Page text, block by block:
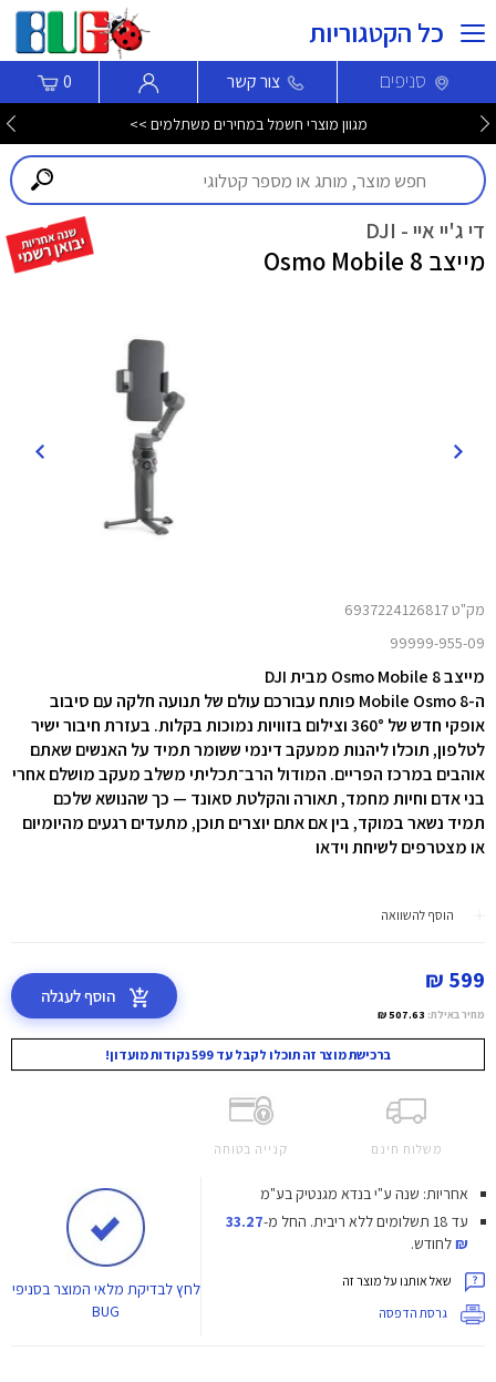
כל הקטגוריות
סניפים צור קשר 0
רמקול אלחוטי נייד JBL Flip 7 במהדורה מוגבלת Tomorrowland >>>
די ג'יי איי - DJI
מייצב Osmo Mobile 8
מק"ט 6937224126817
99999-955-09
מייצב Osmo Mobile 8 מבית DJI
ה-8 Mobile Osmo פותח עבורכם עולם של תנועה חלקה עם סיבוב
אופקי חדש של 360° וצילום בזוויות נמוכות בקלות. בעזרת חיבור ישיר
לטלפון, תוכלו ליהנות ממעקב דינמי ששומר תמיד על האנשים שאתם
אוהבים במרכז הפריים. המודול הרב־תכליתי משלב מעקב מושלם אחרי
בני אדם וחיות מחמד, תאורה והקלטת סאונד — כך שהנושא שלכם
תמיד נשאר במוקד, בין אם אתם יוצרים תוכן, מתעדים רגעים מהיומיום
או מצטרפים לשיחת וידאו
הוסף להשוואה
599 ₪
הוסף לעגלה
ברכישת מוצר זה תוכלו לקבל עד 599 נקודות מועדון!
קנייה בטוחה
אחריות: שנה ע"י בנדא מגנטיק בע"מ
עד 18 תשלומים ללא ריבית.
לחץ
לבדיקת מלאי המוצר בסניפי